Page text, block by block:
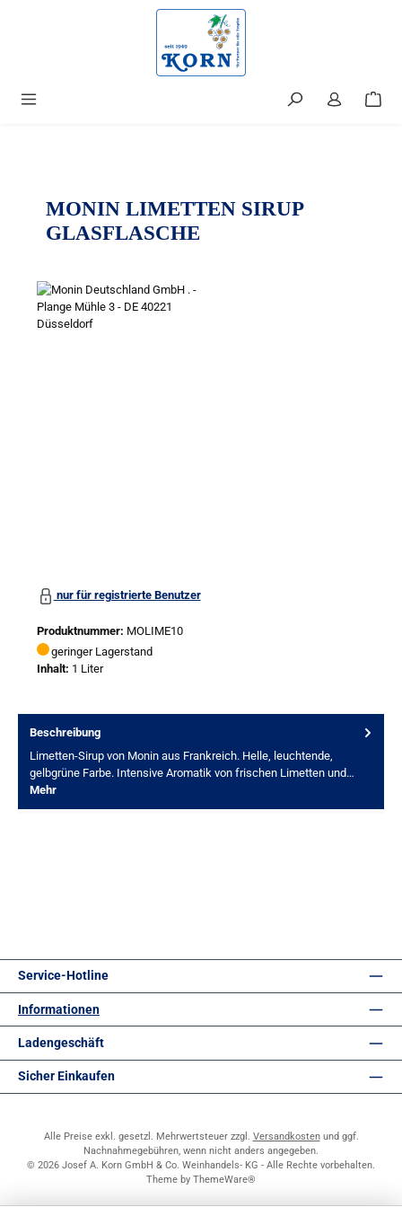
MONIN LIMETTEN SIRUP
GLASFLASCHE
nur für registrierte Benutzer
Produktnummer: MOLIME10
geringer Lagerstand
Inhalt: 1 Liter
Beschreibung
Limetten-Sirup von Monin aus Frankreich. Helle, leuchtende,
gelbgrüne Farbe. Intensive Aromatik von frischen Limetten und…
Mehr
Service-Hotline
Informationen
Ladengeschäft
Sicher Einkaufen
Alle Preise exkl. gesetzl. Mehrwertsteuer zzgl. Versandkostenund ggf.
Nachnahmegebühren, wenn nicht anders angegeben.
© 2026 Josef A. Korn GmbH & Co. Weinhandels- KG - Alle Rechte vorbehalten.
Theme by ThemeWare®